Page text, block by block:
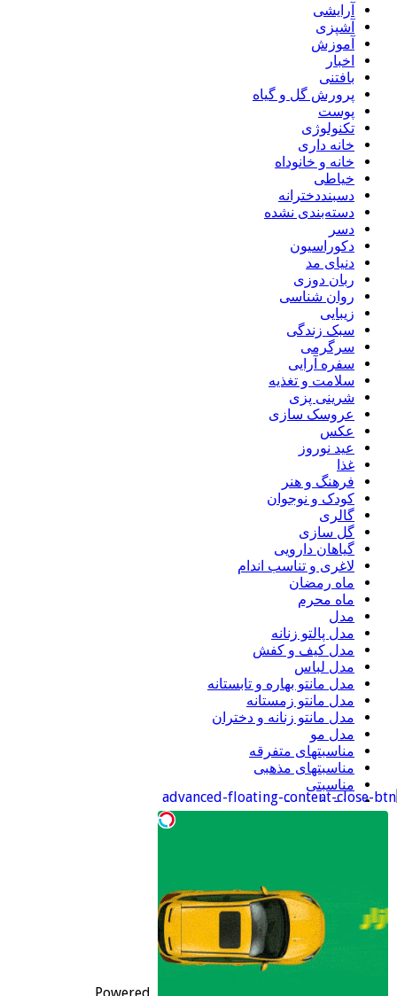
آرایشی
آشپزی
آموزش
اخبار
بافتنی
پرورش گل و گیاه
پوست
تکنولوژی
خانه داری
خانه و خانوداه
خیاطی
دسبنددخترانه
دسته‌بندی نشده
دسر
دکوراسیون
دنیای مد
ربان دوزی
روان شناسی
زیبایی
سبک زندگی
سرگرمی
سفره آرایی
سلامت و تغذیه
شرینی پزی
عروسک سازی
عکس
عید نوروز
غذا
فرهنگ و هنر
کودک و نوجوان
گالری
گل سازی
گیاهان دارویی
لاغری و تناسب اندام
ماه رمضان
ماه محرم
مدل
مدل پالتو زنانه
مدل کیف و کفش
مدل لباس
مدل مانتو بهاره و تابستانه
مدل مانتو زمستانه
مدل مانتو زنانه و دختران
مدل مو
مناسبتهای متفرقه
مناسبتهای مذهبی
مناسبتی
منجوق دوزی
ورود
خوراک ورودی‌ها
خوراک دیدگاه‌ها
وردپرس
Powered by